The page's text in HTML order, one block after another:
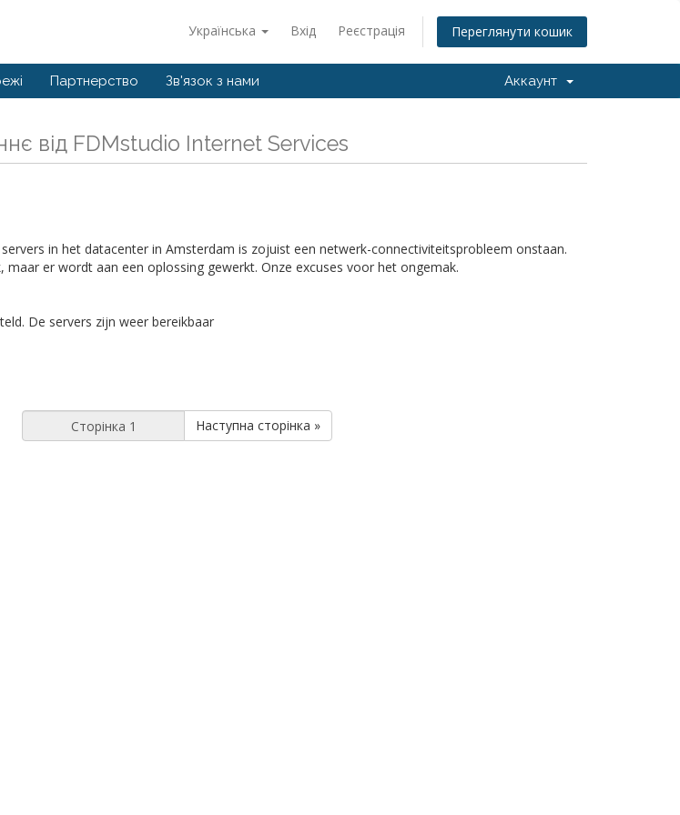
Українська Вхід Реєстрація Переглянути кошик
Партнерство Зв'язок з нами Аккаунт
від FDMstudio Internet Services
in het datacenter in Amsterdam is zojuist een netwerk-connectiviteitsprobleem onstaan.
maar er wordt aan een oplossing gewerkt. Onze excuses voor het ongemak.
De servers zijn weer bereikbaar
Наступна сторінка »